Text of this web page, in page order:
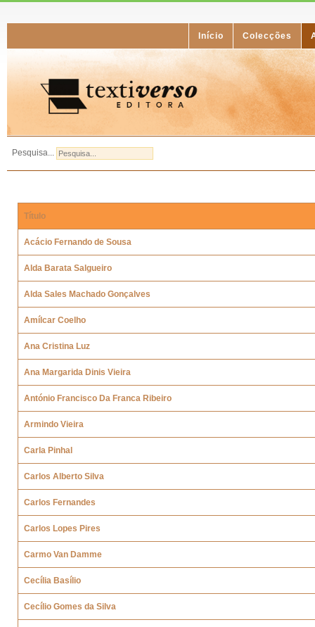
Início Colecções
Pesquisa...
Título
Acácio Fernando de Sousa
Alda Barata Salgueiro
Alda Sales Machado Gonçalves
Amílcar Coelho
Ana Cristina Luz
Ana Margarida Dinis Vieira
António Francisco Da Franca Ribeiro
Armindo Vieira
Carla Pinhal
Carlos Alberto Silva
Carlos Fernandes
Carlos Lopes Pires
Carmo Van Damme
Cecília Basílio
Cecílio Gomes da Silva